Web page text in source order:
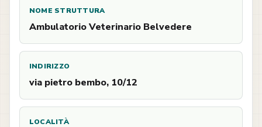
NOME STRUTTURA
Ambulatorio Veterinario Belvedere
INDIRIZZO
via pietro bembo, 10/12
LOCALITÀ